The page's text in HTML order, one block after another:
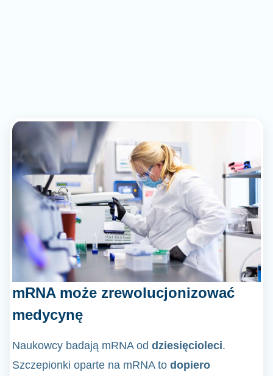
mRNA może zrewolucjonizować
medycynę
Naukowcy badają mRNA od dziesięcioleci.
Szczepionki oparte na mRNA to dopiero